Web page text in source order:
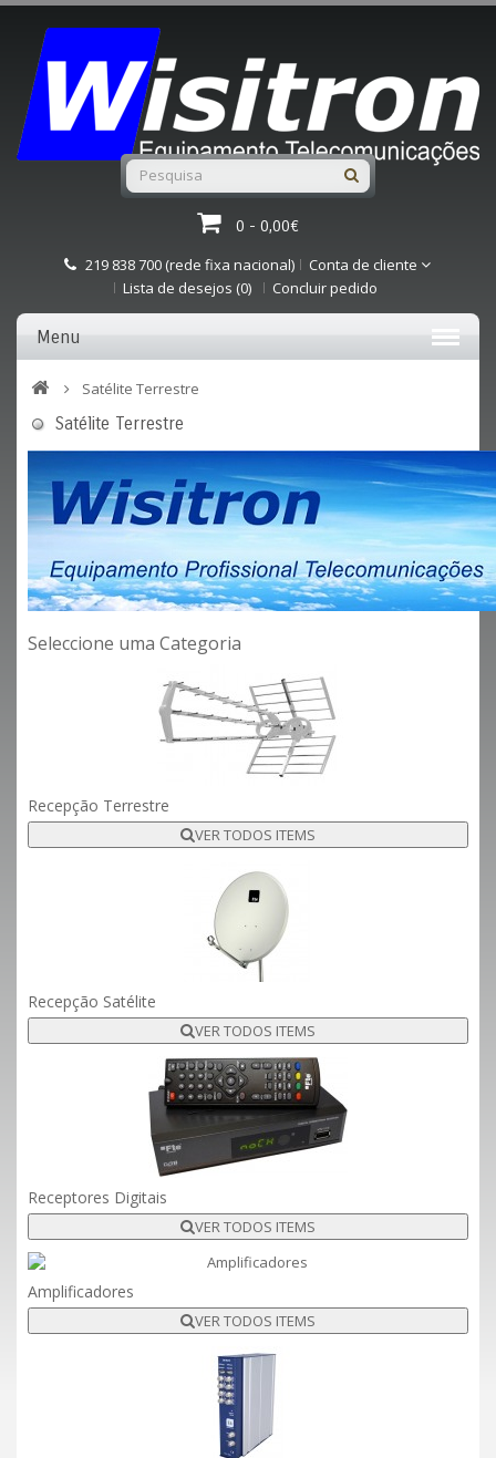
0 - 0,00€
219 838 700 (rede fixa nacional)
Conta de cliente
Lista de desejos (0)
Concluir pedido
Menu
Satélite Terrestre
Satélite Terrestre
Seleccione uma Categoria
Recepção Terrestre
VER TODOS ITEMS
Recepção Satélite
VER TODOS ITEMS
Receptores Digitais
VER TODOS ITEMS
Amplificadores
VER TODOS ITEMS